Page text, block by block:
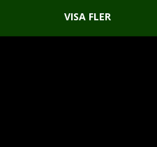
VISA FLER